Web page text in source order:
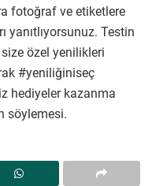
fotoğraf ve etiketlere
yanıtlıyorsunuz. Testin
size özel yenilikleri
#yeniliğiniseç
hediyeler kazanma
söylemesi.